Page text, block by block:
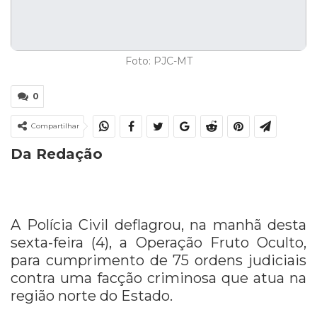
Foto: PJC-MT
0
Compartilhar
Da Redação
A Polícia Civil deflagrou, na manhã desta
sexta-feira (4), a Operação Fruto Oculto,
para cumprimento de 75 ordens judiciais
contra uma facção criminosa que atua na
região norte do Estado.